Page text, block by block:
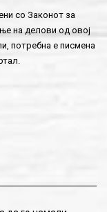
со Законот за
на делови од овој
потребна е писмена